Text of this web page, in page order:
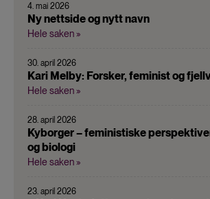
4. mai 2026
Ny nettside og nytt navn
Hele saken »
30. april 2026
Kari Melby: Forsker, feminist og
Hele saken »
28. april 2026
Kyborger – feministiske
og biologi
Hele saken »
23. april 2026